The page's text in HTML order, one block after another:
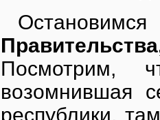
Посмотрим,
возомнившая
республики,